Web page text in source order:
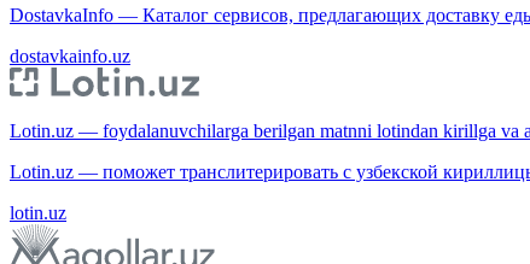
DostavkaInfo — Каталог сервисов, предлагающих доставку
dostavkainfo.uz
Lotin.uz — foydalanuvchilarga berilgan matnni lotindan kirillga va
Lotin.uz — поможет транслитерировать с узбекской
lotin.uz